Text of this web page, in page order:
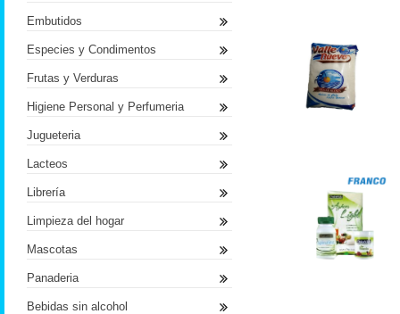
Embutidos
Especies y Condimentos
Frutas y Verduras
Higiene Personal y Perfumeria
Jugueteria
Lacteos
Librería
Limpieza del hogar
Mascotas
Panaderia
Bebidas sin alcohol